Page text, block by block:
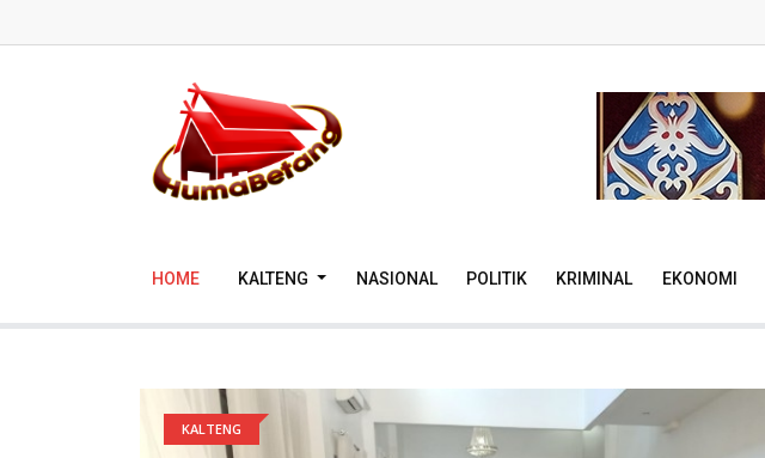
HOME KALTENG NASIONAL POLITIK KRIMINAL EKONOMI
KALTENG